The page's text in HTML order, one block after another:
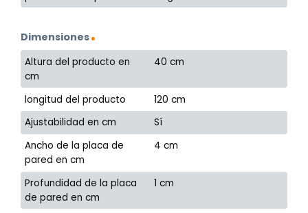
Dimensiones
Altura del producto en
cm
40 cm
longitud del producto
120 cm
Ajustabilidad en cm
Sí
Ancho de la placa de
pared en cm
4 cm
Profundidad de la placa
de pared en cm
1 cm